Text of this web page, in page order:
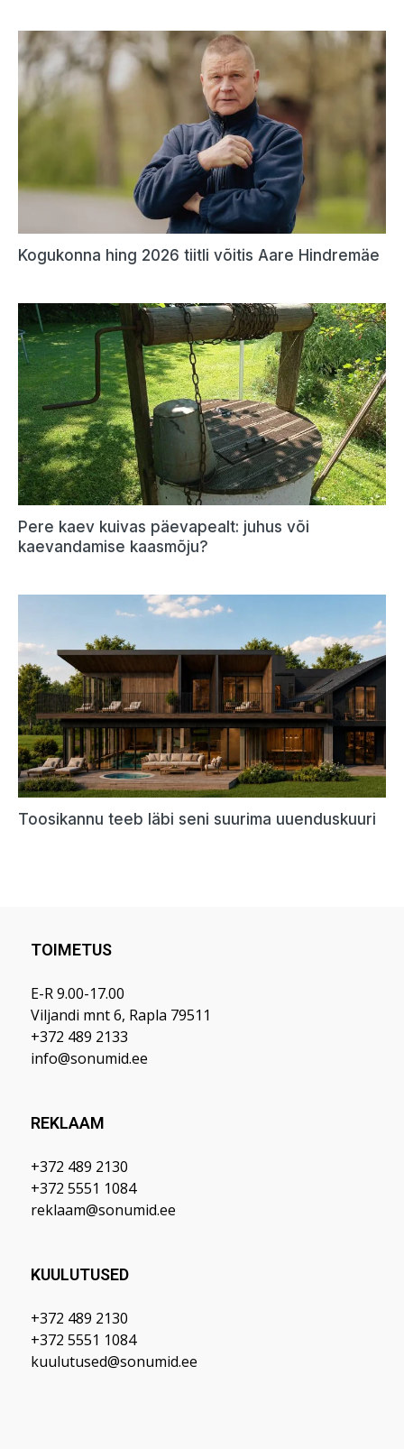
TOIMETUS
E-R 9.00-17.00
Viljandi mnt 6, Rapla 79511
+372 489 2133
info@sonumid.ee
REKLAAM
+372 489 2130
+372 5551 1084
reklaam@sonumid.ee
KUULUTUSED
+372 489 2130
+372 5551 1084
kuulutused@sonumid.ee